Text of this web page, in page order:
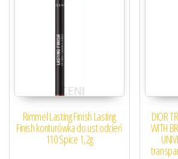
Rimmel Lasting Finish Lasting
Finish konturówka do ust odcień
110 Spice 1,2g
DIOR
WITH